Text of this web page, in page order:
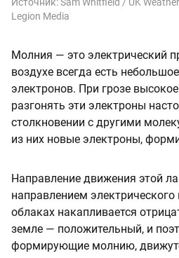
Legion Media
Молния — это электрический
воздухе всегда есть
электронов. При грозе
разгонять эти электроны
столкновении с другими
из них новые электроны,
Направление движения этой
направлением
облаках накапливается
земле — положительный, и
формирующие молнию,